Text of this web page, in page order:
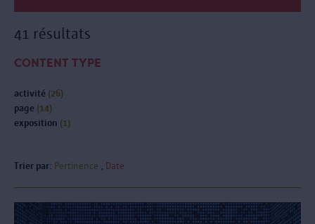
41 résultats
CONTENT TYPE
activité (26)
page (14)
exposition (1)
Trier par: Pertinence Date